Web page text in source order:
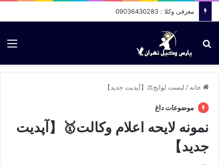
معرفی وکلا : 09036430283
جستجو برای
خانه / لیست لوایح⚖️【آپدیت جدید】
موضوعات داغ
نمونه لایحه اعلام وکالت🥇【آپدیت
جدید】